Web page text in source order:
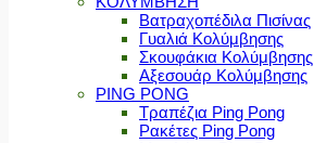
Βατραχοπέδιλα Πισίνας
Γυαλιά Κολύμβησης
Σκουφάκια Κολύμβησης
Αξεσουάρ Κολύμβησης
PING PONG
Τραπέζια Ping Pong
Ρακέτες Ping Pong